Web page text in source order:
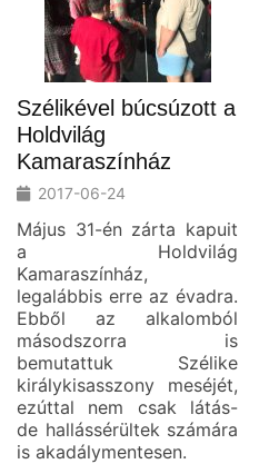
Szélikével búcsúzott a
Holdvilág
Kamaraszínház
2017-06-24
Május 31-én zárta kapuit
a Holdvilág
Kamaraszínház,
legalábbis erre az évadra.
Ebből az alkalomból
másodszorra is
bemutattuk Szélike
királykisasszony meséjét,
ezúttal nem csak látás-
de hallássérültek számára
is akadálymentesen.